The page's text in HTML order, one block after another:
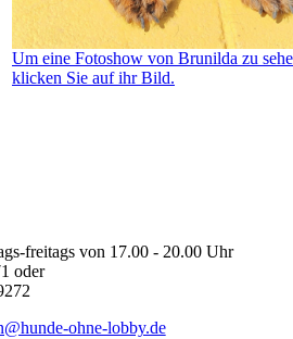
Um eine Fotoshow von Brunilda zu
klicken Sie auf ihr Bild.
freitags von 17.00 - 20.00 Uhr
oder
ohne-lobby.de